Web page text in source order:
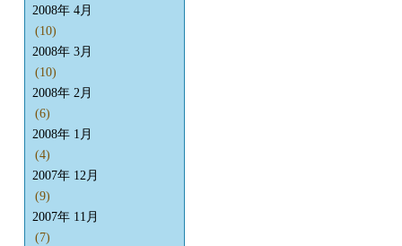
2008年 4月
(10)
2008年 3月
(10)
2008年 2月
(6)
2008年 1月
(4)
2007年 12月
(9)
2007年 11月
(7)